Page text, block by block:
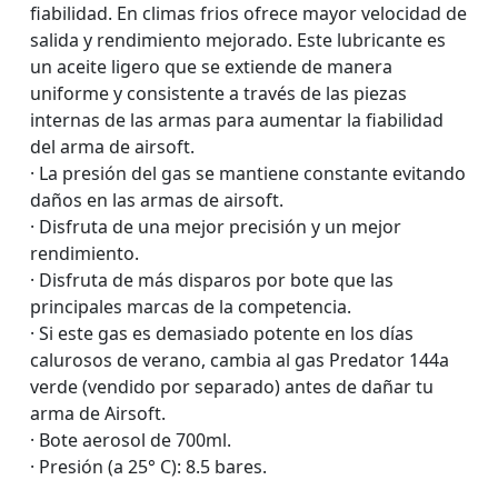
fiabilidad. En climas frios ofrece mayor velocidad de
salida y rendimiento mejorado. Este lubricante es
un aceite ligero que se extiende de manera
uniforme y consistente a través de las piezas
internas de las armas para aumentar la fiabilidad
del arma de airsoft.
· La presión del gas se mantiene constante evitando
daños en las armas de airsoft.
· Disfruta de una mejor precisión y un mejor
rendimiento.
· Disfruta de más disparos por bote que las
principales marcas de la competencia.
· Si este gas es demasiado potente en los días
calurosos de verano, cambia al gas Predator 144a
verde (vendido por separado) antes de dañar tu
arma de Airsoft.
· Bote aerosol de 700ml.
· Presión (a 25° C): 8.5 bares.